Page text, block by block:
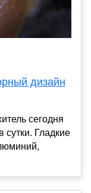
дизайн
сегодня
сутки. Гладкие